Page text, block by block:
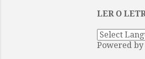
LER O
Powered by